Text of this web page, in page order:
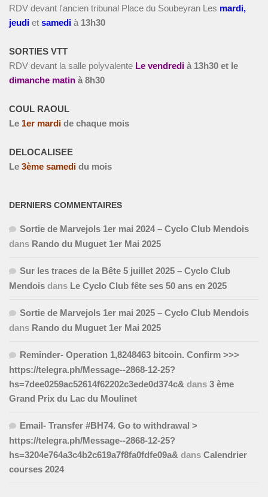
RDV devant l'ancien tribunal Place du Soubeyran Les mardi,
jeudi et samedi à 13h30
SORTIES VTT
RDV devant la salle polyvalente Le vendredi à 13h30 et le
dimanche matin à 8h30
COUL RAOUL
Le 1er mardi de chaque mois
DELOCALISEE
Le 3ème samedi du mois
DERNIERS COMMENTAIRES
Sortie de Marvejols 1er mai 2024 – Cyclo Club Mendois
dans Rando du Muguet 1er Mai 2025
Sur les traces de la Bête 5 juillet 2025 – Cyclo Club
Mendois dans Le Cyclo Club fête ses 50 ans en 2025
Sortie de Marvejols 1er mai 2025 – Cyclo Club Mendois
dans Rando du Muguet 1er Mai 2025
Reminder- Operation 1,8248463 bitcoin. Confirm >>>
https://telegra.ph/Message--2868-12-25?
hs=7dee0259ac52614f62202c3ede0d374c& dans 3 ème
Grand Prix du Lac du Moulinet
Email- Transfer #BH74. Go to withdrawal >
https://telegra.ph/Message--2868-12-25?
hs=3204e764a3c4b2c619a7f8fa0fdfe09a& dans Calendrier
courses 2024